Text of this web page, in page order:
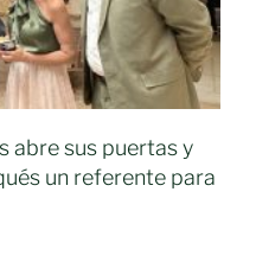
abre sus puertas y
un referente para